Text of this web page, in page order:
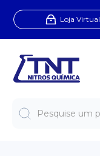
Loja Virtual